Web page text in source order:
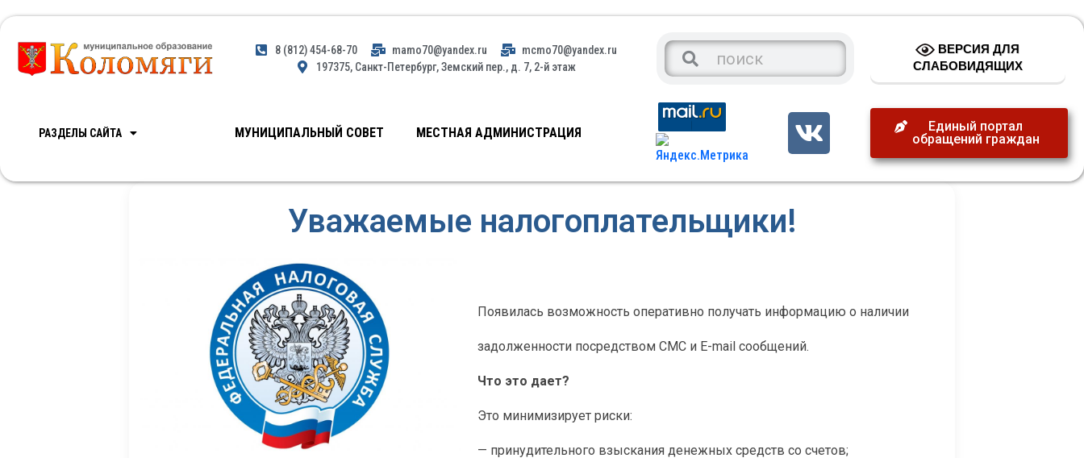
8 (812) 454-68-70 mamo70@yandex.ru
mcmo70@yandex.ru
197375, Санкт-Петербург, Земский пер., д. 7, 2-й этаж
ВЕРСИЯ ДЛЯ
СЛАБОВИДЯЩИХ
РАЗДЕЛЫ САЙТА МУНИЦИПАЛЬНЫЙ СОВЕТ МЕСТНАЯ АДМИНИСТРАЦИЯ
Единый портал
обращений граждан
Уважаемые налогоплательщики!
Появилась возможность оперативно получать информацию о наличии
задолженности посредством СМС и E-mail сообщений.
Что это дает?
Это минимизирует риски:
— принудительного взыскания денежных средств со счетов;